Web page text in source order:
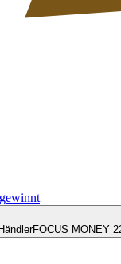
FOCUS MONEY